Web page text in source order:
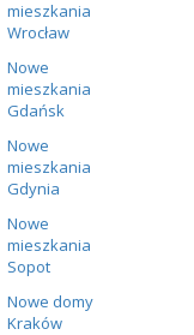
mieszkania
Wrocław
Nowe
mieszkania
Gdańsk
Nowe
mieszkania
Gdynia
Nowe
mieszkania
Sopot
Nowe domy
Kraków